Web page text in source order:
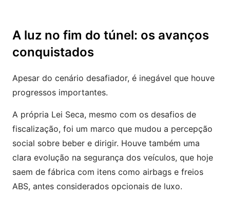
A luz no fim do túnel: os avanços
conquistados
Apesar do cenário desafiador, é inegável que houve
progressos importantes.
A própria Lei Seca, mesmo com os desafios de
fiscalização, foi um marco que mudou a percepção
social sobre beber e dirigir. Houve também uma
clara evolução na segurança dos veículos, que hoje
saem de fábrica com itens como airbags e freios
ABS, antes considerados opcionais de luxo.